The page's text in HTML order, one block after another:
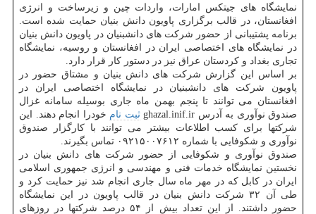
نمایشگاه های جیتکس امارات، واردات چین و زیرساخت و انرژی
افغانستان، در قالب برگزاری پاویون دانش بنیان حمایت شده است.
برنامه پشتیبانی از حضور شرکت های دانش‎بنیان در پاویون دانش بنیان
در نمایشگاه های اختصاصی ایران در افغانستان و روسیه، نمایشگاه
تجاری بغداد و کردستان عراق نیز در دستور کار قرار دارد.
بر اساس این گزارش شرکت های دانش بنیان و مشتاق حضور در
پاویون شرکت های دانش‎بنیان در نمایشگاه اختصاصی ایران در
افغانستان می توانند تا پنجم بهمن ماه جاری بوسیله سامانه غزال
صندوق نوآوری به آدرس ghazal.inif.ir
ثبت نام خودرا انجام دهند. این
شرکتها برای کسب اطلاعات بیشتر می توانند با کارگزار صندوق
نوآوری و شکوفایی با شماره ۰۹۲۱۵۰۰۷۶۱۲ تماس بگیرند.
صندوق نوآوری و شکوفایی از حضور شرکت های دانش بنیان در
نخستین نمایشگاه خدمات فنی و مهندسی و انرژی جمهوری اسلامی
ایران در کابل که در مهر ماه سال جاری انجام شد نیز حمایت کرد و
طی آن ۳۲ شرکت دانش بنیان در قالب پاویون در این نمایشگاه
حضور داشتند. از این تعداد بیش از ۵۴ درصد شرکتها در روزهای